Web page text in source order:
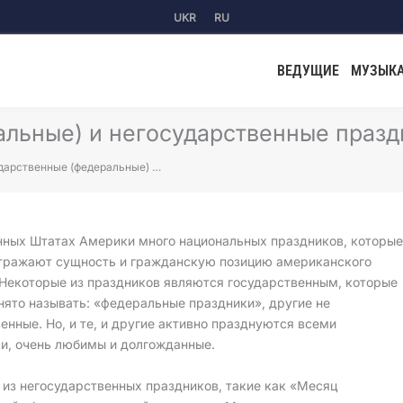
UKR RU
ВЕДУЩИЕ
и негосударственные
(федеральные) …
Штатах Америки много национальных праздников, которые
сущность и гражданскую позицию американского
из праздников являются государственным, которые
называть: «федеральные праздники», другие не
Но, и те, и другие активно празднуются всеми
очень любимы и долгожданные.
негосударственных праздников, такие как «Месяц